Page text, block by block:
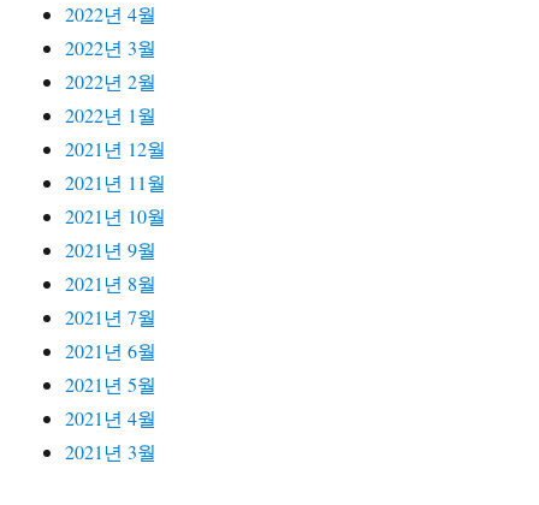
2022년 4월
2022년 3월
2022년 2월
2022년 1월
2021년 12월
2021년 11월
2021년 10월
2021년 9월
2021년 8월
2021년 7월
2021년 6월
2021년 5월
2021년 4월
2021년 3월